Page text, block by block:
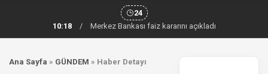
24
10:18
/ Merkez Bankası faiz kararını açıkladı
Ana Sayfa » GÜNDEM » Haber Detayı